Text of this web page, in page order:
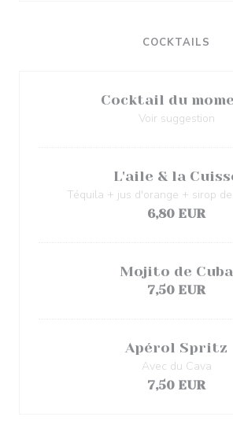
COCKTAILS
Cocktail du
Voir suggestion
L'aile & la
Téquila + jus d'orange + sirop
6,80 EUR
Mojito de Cuba
7,50 EUR
Apérol Spritz
Avec du Cava
7,50 EUR